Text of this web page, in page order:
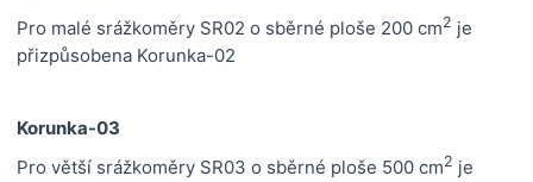
Pro malé srážkoměry SR02 o sběrné ploše 200 cm2 je
přizpůsobena Korunka-02
Korunka-03
Pro větší srážkoměry SR03 o sběrné ploše 500 cm2 je